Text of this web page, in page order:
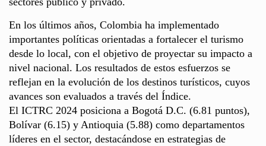
En los últimos años, Colombia ha implementado
importantes políticas orientadas a fortalecer el turismo
desde lo local, con el objetivo de proyectar su impacto a
nivel nacional. Los resultados de estos esfuerzos se
reflejan en la evolución de los destinos turísticos, cuyos
avances son evaluados a través del Índice.
El ICTRC 2024 posiciona a Bogotá D.C. (6.81 puntos),
Bolívar (6.15) y Antioquia (5.88) como departamentos
líderes en el sector, destacándose en estrategias de